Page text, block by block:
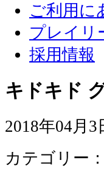
ご利用に
プレイリ
採用情報
キドキド
2018年04月3
カテゴリー：